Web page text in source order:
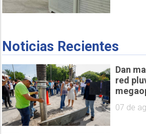
Noticias Recientes
Dan
red
07 de